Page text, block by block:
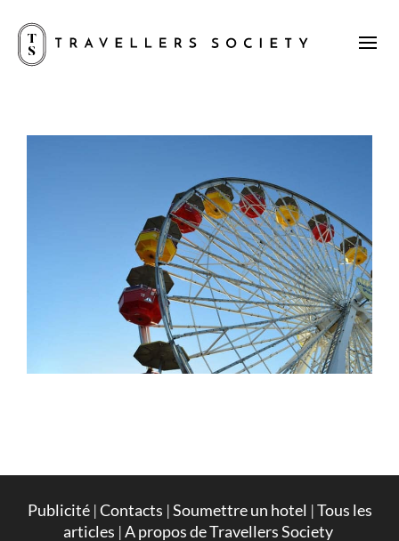
Publicité|Contacts |Soumettre un hotel |Tous les
articles |A propos de Travellers Society